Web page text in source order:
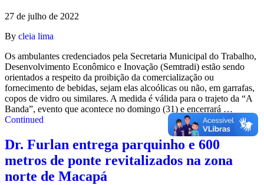
27 de julho de 2022
By cleia lima
Os ambulantes credenciados pela Secretaria Municipal do Trabalho,
Desenvolvimento Econômico e Inovação (Semtradi) estão sendo
orientados a respeito da proibição da comercialização ou
fornecimento de bebidas, sejam elas alcoólicas ou não, em garrafas,
copos de vidro ou similares. A medida é válida para o trajeto da “A
Banda”, evento que acontece no domingo (31) e encerrará …
Continued
Dr. Furlan entrega parquinho e 600
metros de ponte revitalizados na zona
norte de Macapá